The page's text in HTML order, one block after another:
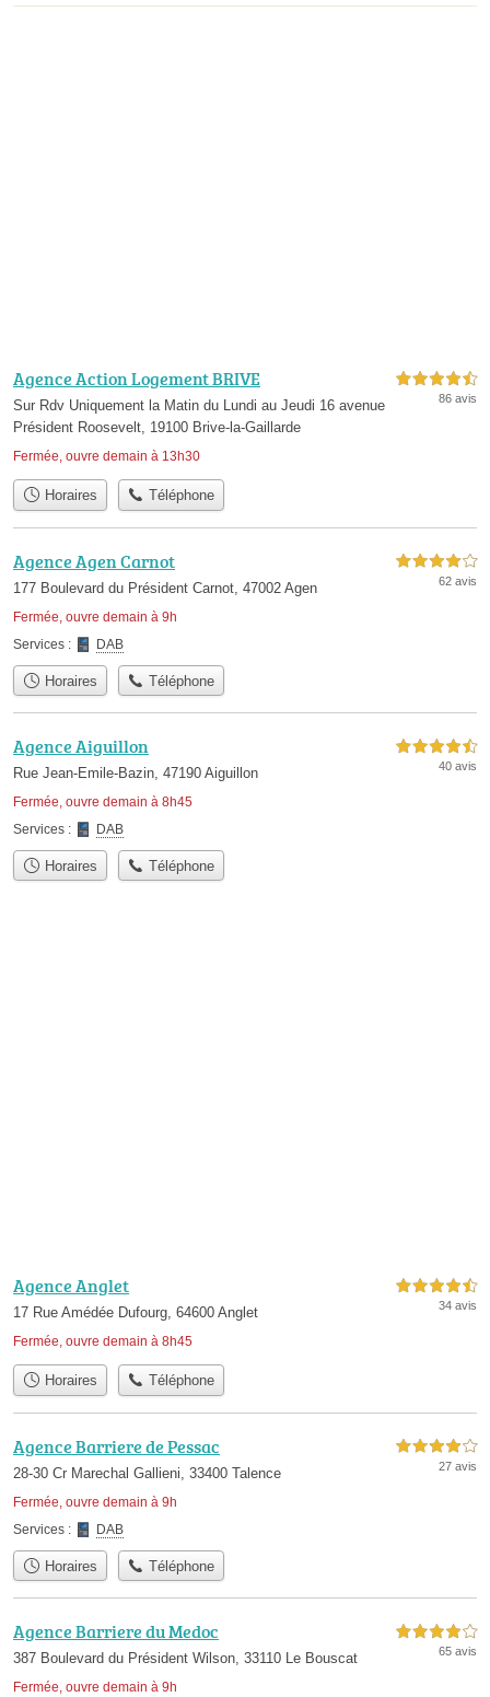
Agence Action Logement BRIVE
Sur Rdv Uniquement la Matin du Lundi au Jeudi 16 avenue
Président Roosevelt, 19100 Brive-la-Gaillarde
Fermée, ouvre demain à 13h30
4,5 étoiles sur 5
86 avis
Horaires Téléphone
Agence Agen Carnot
177 Boulevard du Président Carnot, 47002 Agen
Fermée, ouvre demain à 9h
4,0 étoiles sur 5
62 avis
Services : DAB
Horaires Téléphone
Agence Aiguillon
Rue Jean-Emile-Bazin, 47190 Aiguillon
Fermée, ouvre demain à 8h45
4,5 étoiles sur 5
40 avis
Services : DAB
Horaires Téléphone
Agence Anglet
17 Rue Amédée Dufourg, 64600 Anglet
Fermée, ouvre demain à 8h45
4,5 étoiles sur 5
34 avis
Horaires Téléphone
Agence Barriere de Pessac
28-30 Cr Marechal Gallieni, 33400 Talence
Fermée, ouvre demain à 9h
4,0 étoiles sur 5
27 avis
Services : DAB
Horaires Téléphone
Agence Barriere du Medoc
387 Boulevard du Président Wilson, 33110 Le Bouscat
Fermée, ouvre demain à 9h
4,0 étoiles sur 5
65 avis